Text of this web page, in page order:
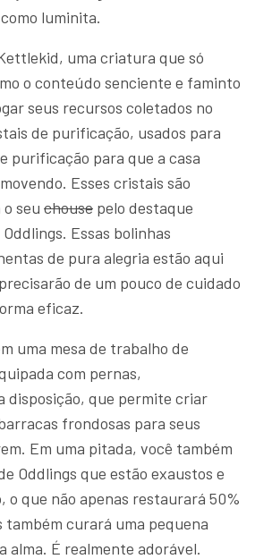
luminita.
uma criatura que só
o conteúdo senciente e faminto
seus recursos coletados no
de purificação, usados para
purificação para que a casa
Esses cristais são
seu chouse pelo destaque
Essas bolinhas
de pura alegria estão aqui
de um pouco de cuidado
eficaz.
uma mesa de trabalho de
com pernas,
disposição, que permite criar
frondosas para seus
Em uma pitada, você também
Oddlings que estão exaustos e
o que não apenas restaurará 50%
também curará uma pequena
alma. É realmente adorável.